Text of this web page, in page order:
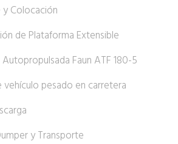
Colocación
de Plataforma Extensible
Faun ATF 180-5
vehículo pesado en carretera
y Transporte